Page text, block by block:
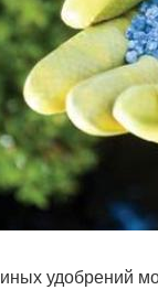
удобрений